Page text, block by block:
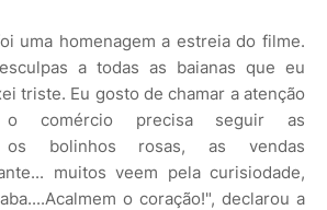
uma homenagem a estreia do filme.
a todas as baianas que eu
triste. Eu gosto de chamar a atenção
comércio precisa seguir as
os bolinhos rosas, as vendas
muitos veem pela curisiodade,
o coração!", declarou a